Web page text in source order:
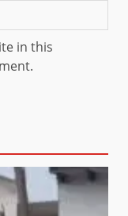
in this